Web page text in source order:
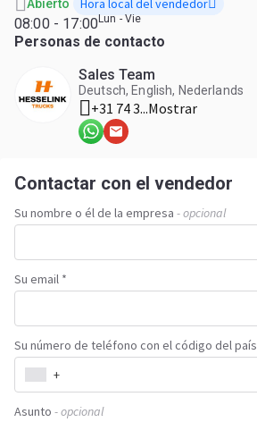
Abierto Hora local del vendedor
08:00 - 17:00Lun - Vie
Personas de contacto
Sales Team
Deutsch, English, Nederlands
+31 74 3...Mostrar
Contactar con el vendedor
Su nombre o él de la empresa - opcional
Su email *
Su número de teléfono con el código del país
+
Asunto - opcional